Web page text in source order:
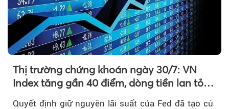
Thị trường chứng khoán ngày 30/7: VN
Index tăng gần 40 điểm, dòng tiền lan tỏa
Quyết định giữ nguyên lãi suất của Fed đã tạo cú